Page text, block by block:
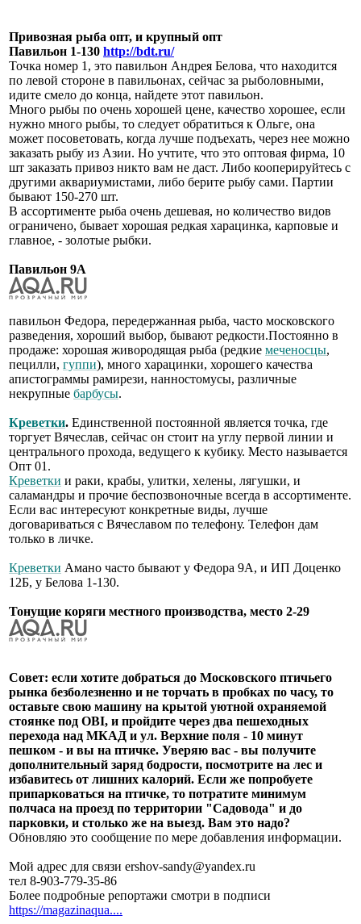
Привозная рыба опт, и крупный опт
Павильон 1-130 http://bdt.ru/
Точка номер 1, это павильон Андрея Белова, что находится
по левой стороне в павильонах, сейчас за рыболовными,
идите смело до конца, найдете этот павильон.
Много рыбы по очень хорошей цене, качество хорошее, если
нужно много рыбы, то следует обратиться к Ольге, она
может посоветовать, когда лучше подъехать, через нее можно
заказать рыбу из Азии. Но учтите, что это оптовая фирма, 10
шт заказать привоз никто вам не даст. Либо кооперируйтесь с
другими аквариумистами, либо берите рыбу сами. Партии
бывают 150-270 шт.
В ассортименте рыба очень дешевая, но количество видов
ограничено, бывает хорошая редкая харацинка, карповые и
главное, - золотые рыбки.
Павильон 9А
павильон Федора, передержанная рыба, часто московского
разведения, хороший выбор, бывают редкости.Постоянно в
продаже: хорошая живородящая рыба (редкие меченосцы,
пецилли, гуппи), много харацинки, хорошего качества
апистограммы рамирези, нанностомусы, различные
некрупные барбусы.
Креветки. Единственной постоянной является точка, где
торгует Вячеслав, сейчас он стоит на углу первой линии и
центрального прохода, ведущего к кубику. Место называется
Опт 01.
Креветки и раки, крабы, улитки, хелены, лягушки, и
саламандры и прочие беспозвоночные всегда в ассортименте.
Если вас интересуют конкретные виды, лучше
договариваться с Вячеславом по телефону. Телефон дам
только в личке.
Креветки Амано часто бывают у Федора 9А, и ИП Доценко
12Б, у Белова 1-130.
Тонущие коряги местного производства, место 2-29
Совет: если хотите добраться до Московского птичьего
рынка безболезненно и не торчать в пробках по часу, то
оставьте свою машину на крытой уютной охраняемой
стоянке под OBI, и пройдите через два пешеходных
перехода над МКАД и ул. Верхние поля - 10 минут
пешком - и вы на птичке. Уверяю вас - вы получите
дополнительный заряд бодрости, посмотрите на лес и
избавитесь от лишних калорий. Если же попробуете
припарковаться на птичке, то потратите минимум
полчаса на проезд по территории "Садовода" и до
парковки, и столько же на выезд. Вам это надо?
Обновляю это сообщение по мере добавления информации.
Мой адрес для связи ershov-sandy@yandex.ru
тел 8-903-779-35-86
Более подробные репортажи смотри в подписи
https://magazinaqua....